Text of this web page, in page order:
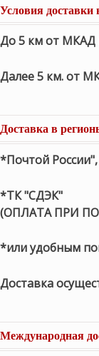
Условия
До 5 км от МКАД
Далее 5 км. от
Доставка в
*Почтой России",
*ТК "СДЭК"
(ОПЛАТА ПРИ
*или удобным
Доставка
Международная